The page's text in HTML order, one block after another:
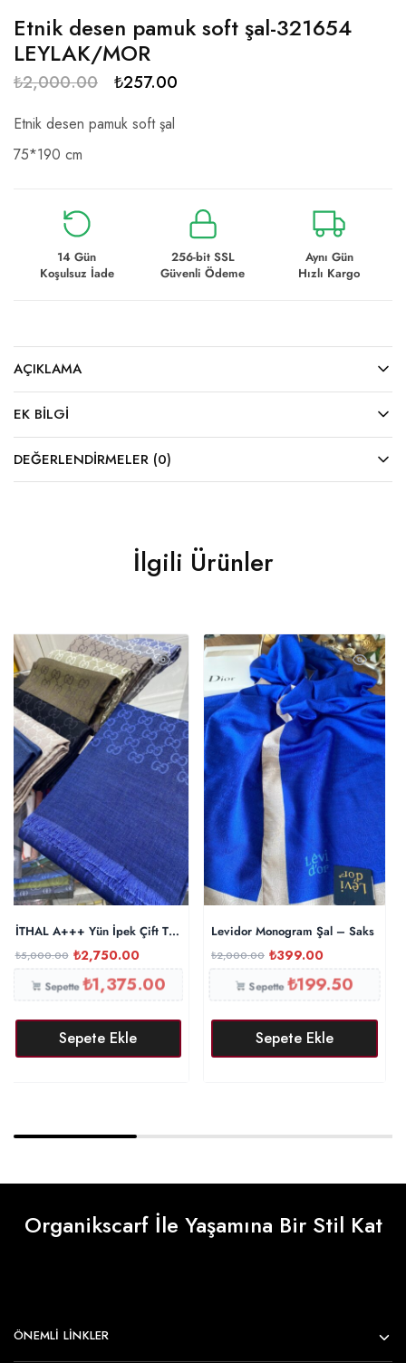
Etnik desen pamuk soft şal-321654
LEYLAK/MOR
₺2,000.00 ₺257.00
Etnik desen pamuk soft şal
75*190 cm
14 Gün
Koşulsuz İade
256-bit SSL
Güvenli Ödeme
Aynı Gün
Hızlı Kargo
AÇIKLAMA
EK BILGI
DEĞERLENDIRMELER (0)
İlgili Ürünler
İTHAL A+++ Yün İpek Çift Taraflı Marka Şal – Saks
₺5,000.00 ₺2,750.00
Sepette₺1,375.00
Sepete Ekle
Levidor Monogram Şal – Saks
₺2,000.00 ₺399.00
Sepette₺199.50
Sepete Ekle
Organikscarf İle Yaşamına Bir Stil Kat
ÖNEMLI LINKLER